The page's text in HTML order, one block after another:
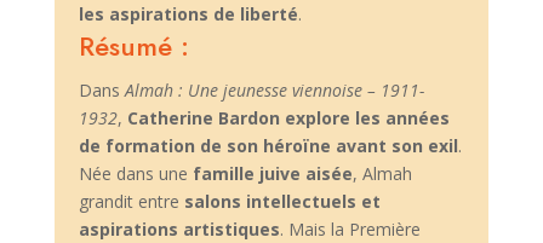
les aspirations de liberté.
Résumé :
Dans Almah : Une jeunesse viennoise – 1911-
1932, Catherine Bardon explore les années
de formation de son héroïne avant son exil.
Née dans une famille juive aisée, Almah
grandit entre salons intellectuels et
aspirations artistiques. Mais la Première